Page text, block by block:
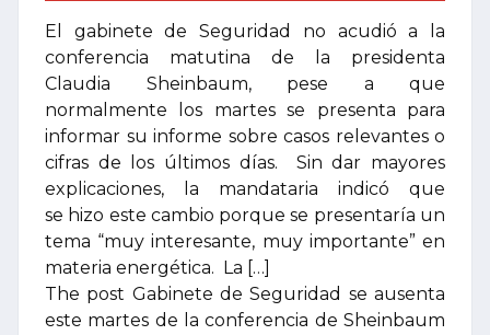
El gabinete de Seguridad no acudió a la
conferencia matutina de la presidenta
Claudia Sheinbaum, pese a que
normalmente los martes se presenta para
informar su informe sobre casos relevantes o
cifras de los últimos días. Sin dar mayores
explicaciones, la mandataria indicó que
se hizo este cambio porque se presentaría un
tema “muy interesante, muy importante” en
materia energética. La […]
The post Gabinete de Seguridad se ausenta
este martes de la conferencia de Sheinbaum